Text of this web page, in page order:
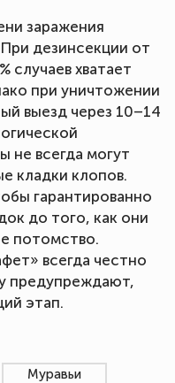
заражения
дезинсекции от
случаев хватает
при уничтожении
выезд через 10–14
не всегда могут
кладки клопов.
гарантированно
до того, как они
потомство.
всегда честно
предупреждают,
этап.
Муравьи